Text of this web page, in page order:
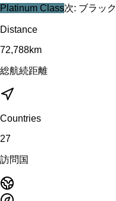
Platinum Class次: ブラック
Distance
72,788km
総航続距離
Countries
27
訪問国